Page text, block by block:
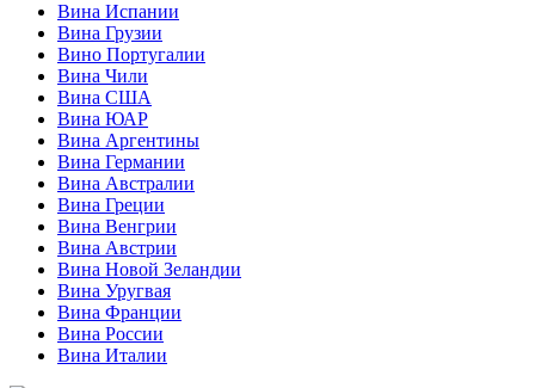
Вина Испании
Вина Грузии
Вино Португалии
Вина Чили
Вина США
Вина ЮАР
Вина Аргентины
Вина Германии
Вина Австралии
Вина Греции
Вина Венгрии
Вина Австрии
Вина Новой Зеландии
Вина Уругвая
Вина Франции
Вина России
Вина Италии